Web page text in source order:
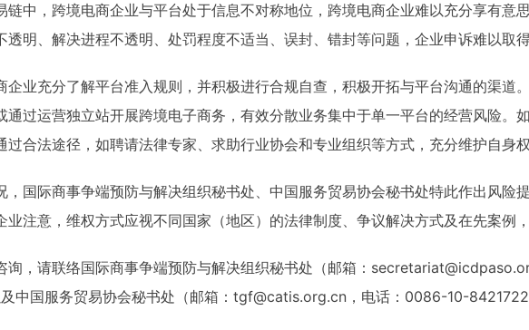
链中，跨境电商企业与平台处于信息不对称地位，跨境电商企业难以充分享有意
透明、解决进程不透明、处罚程度不适当、误封、错封等问题，企业申诉难以取得
企业充分了解平台准入规则，并积极进行合规自查，积极开拓与平台沟通的渠道
通过运营独立站开展跨境电子商务，有效分散业务集中于单一平台的经营风险。
过合法途径，如聘请法律专家、求助行业协会和专业组织等方式，充分维护自身权
，国际商事争端预防与解决组织秘书处、中国服务贸易协会秘书处特此作出风险
业注意，维权方式应视不同国家（地区）的法律制度、争议解决方式及在先案例，
询，请联络国际商事争端预防与解决组织秘书处（邮箱：
中国服务贸易协会秘书处（邮箱：tgf@catis.org.cn，电话：0086-10-84217221